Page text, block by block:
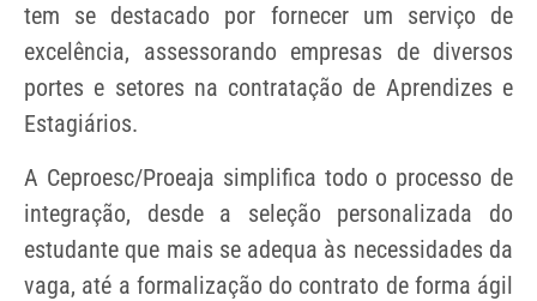
tem se destacado por fornecer um serviço de
excelência, assessorando empresas de diversos
portes e setores na contratação de Aprendizes e
Estagiários.
A Ceproesc/Proeaja simplifica todo o processo de
integração, desde a seleção personalizada do
estudante que mais se adequa às necessidades da
vaga, até a formalização do contrato de forma ágil